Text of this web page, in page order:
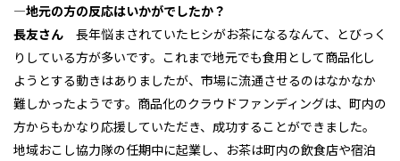
―地元の方の反応はいかがでしたか？
長友さん 長年悩まされていたヒシがお茶になるなんて、とびっく
りしている方が多いです。これまで地元でも食用として商品化し
ようとする動きはありましたが、市場に流通させるのはなかなか
難しかったようです。商品化のクラウドファンディングは、町内の
方からもかなり応援していただき、成功することができました。
地域おこし協力隊の任期中に起業し、お茶は町内の飲食店や宿泊